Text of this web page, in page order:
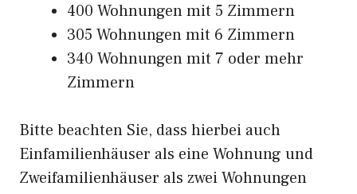
400 Wohnungen mit 5 Zimmern
305 Wohnungen mit 6 Zimmern
340 Wohnungen mit 7 oder mehr
Zimmern
Bitte beachten Sie, dass hierbei auch
Einfamilienhäuser als eine Wohnung und
Zweifamilienhäuser als zwei Wohnungen